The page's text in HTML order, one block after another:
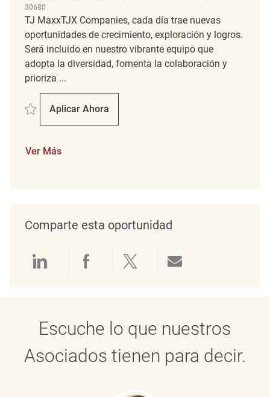
30680
TJ MaxxTJX Companies, cada día trae nuevas
oportunidades de crecimiento, exploración y logros.
Será incluido en nuestro vibrante equipo que
adopta la diversidad, fomenta la colaboración y
prioriza ...
Salvar STORE CLEANING ASSOCIATE REQ125516
Aplicar Ahora
STORE CLEANING ASSOCIATE
Ver Más
Comparte esta oportunidad
Compartir a través de LinkedIn
Compartir a través de
Compartir a través
Escuche lo que nuestros
Asociados tienen para decir.